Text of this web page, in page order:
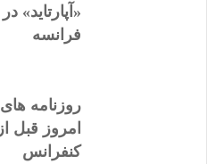
«آپارتاید» در
فرانسه
روزنامه های
امروز قبل از
کنفرانس